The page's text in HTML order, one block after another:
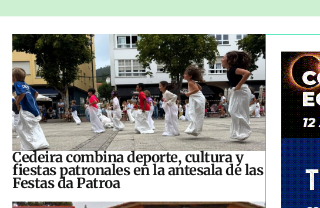
Cedeira combina deporte, cultura y
fiestas patronales en la antesala de las
Festas da Patroa